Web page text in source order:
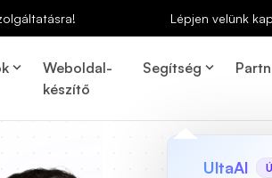
Lépjen velünk
Weboldal-
készítő
Segítség
UltaAI